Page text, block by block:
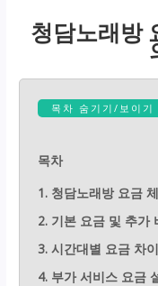
청담노래방
목차 숨기기/보이기
목차
1. 청담노래방 요금
2. 기본 요금 및 추가
3. 시간대별 요금 차이
4. 부가 서비스 요금